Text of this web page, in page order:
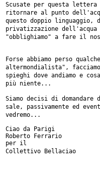
Scusate per questa
ritornare al punto
questo doppio linguaggio,
privatizzazione
"obblighiamo" a fare il
Forse abbiamo perso
altermondialista", facciamo
spieghi dove andiamo e
più niente...
Siamo decisi di
sale, passivamente ed
vedremo...
Ciao da Parigi
Roberto Ferrario
Collettivo Bellaciao